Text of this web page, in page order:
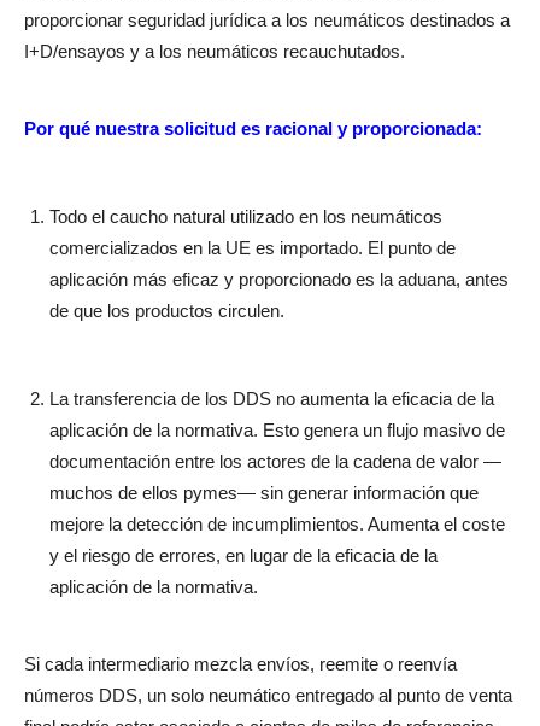
proporcionar seguridad jurídica a los neumáticos destinados a
I+D/ensayos y a los neumáticos recauchutados.
Por qué nuestra solicitud es racional y proporcionada:
Todo el caucho natural utilizado en los neumáticos
comercializados en la UE es importado. El punto de
aplicación más eficaz y proporcionado es la aduana, antes
de que los productos circulen.
La transferencia de los DDS no aumenta la eficacia de la
aplicación de la normativa. Esto genera un flujo masivo de
documentación entre los actores de la cadena de valor —
muchos de ellos pymes— sin generar información que
mejore la detección de incumplimientos. Aumenta el coste
y el riesgo de errores, en lugar de la eficacia de la
aplicación de la normativa.
Si cada intermediario mezcla envíos, reemite o reenvía
números DDS, un solo neumático entregado al punto de venta